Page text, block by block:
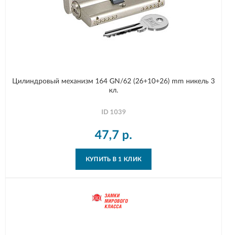
Цилиндровый механизм 164 GN/62 (26+10+26) mm никель 3
кл.
ID 1039
47,7 р.
КУПИТЬ В 1 КЛИК